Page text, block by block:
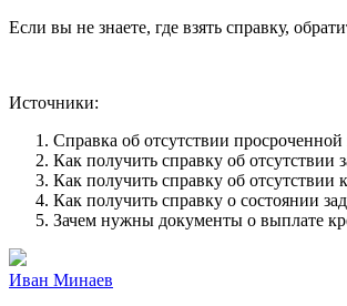
Если вы не знаете, где взять справку,
Источники:
Справка об отсутствии
Как получить справку об отсутствии
Как получить справку об отсутствии
Как получить справку о состоянии
Зачем нужны документы о выплате
Иван Минаев